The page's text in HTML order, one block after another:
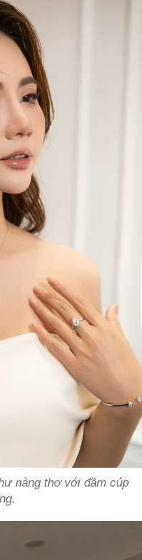
nàng thơ với đầm cúp